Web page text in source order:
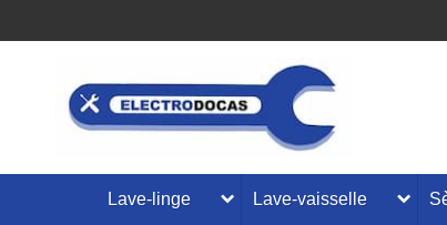
Lave-linge Lave-vaisselle